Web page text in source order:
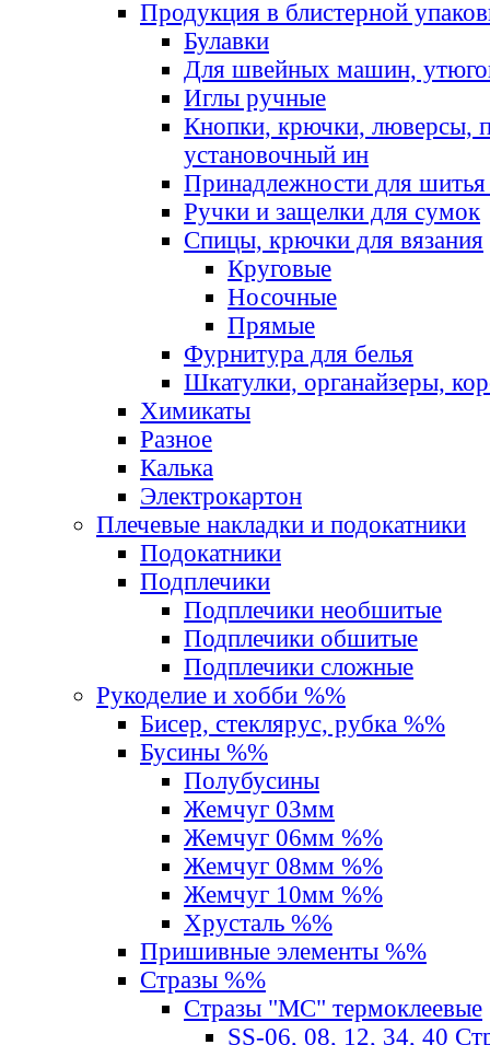
Продукция в блистерной
Булавки
Для швейных машин,
Иглы ручные
Кнопки, крючки, люверсы,
установочный ин
Принадлежности для шитья
Ручки и защелки для сумок
Спицы, крючки для вязания
Круговые
Носочные
Прямые
Фурнитура для белья
Шкатулки, органайзеры,
Химикаты
Разное
Калька
Электрокартон
Плечевые накладки и подокатники
Подокатники
Подплечики
Подплечики необшитые
Подплечики обшитые
Подплечики сложные
Рукоделие и хобби %%
Бисер, стеклярус, рубка %%
Бусины %%
Полубусины
Жемчуг 03мм
Жемчуг 06мм %%
Жемчуг 08мм %%
Жемчуг 10мм %%
Хрусталь %%
Пришивные элементы %%
Стразы %%
Стразы "MС" термоклеевые
SS-06, 08, 12, 34, 40